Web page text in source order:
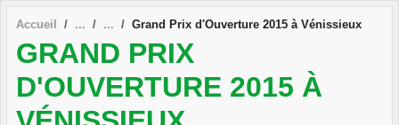
Accueil Grand Prix d'Ouverture 2015 à Vénissieux
GRAND PRIX
D'OUVERTURE 2015 À